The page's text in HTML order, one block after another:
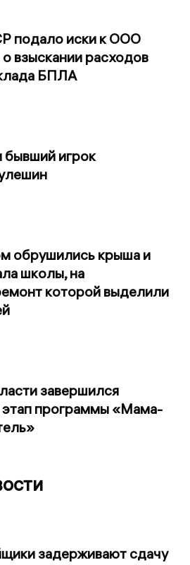
подало иски к ООО
взыскании расходов
БПЛА
игрок
обрушились крыша и
школы, на
которой выделили
завершился
этап программы «Мама-
задерживают сдачу